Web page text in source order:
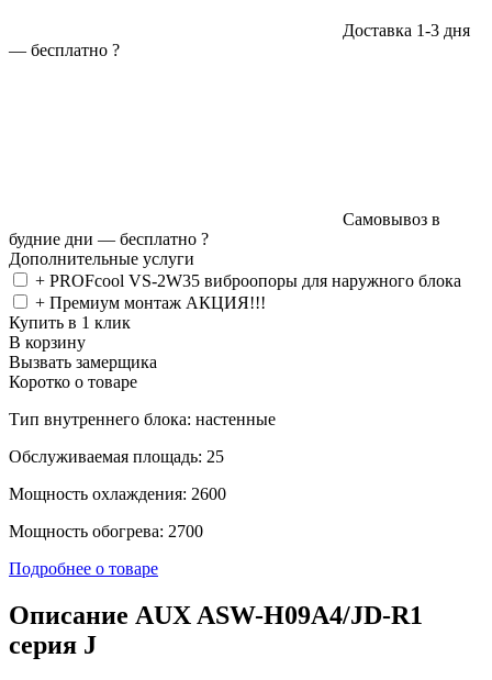
Доставка 1-3 дня
— бесплатно ?
Самовывоз в
будние дни — бесплатно ?
Дополнительные услуги
+ PROFcool VS-2W35 виброопоры для наружного блока
+ Премиум монтаж АКЦИЯ!!!
Купить в 1 клик
В корзину
Вызвать замерщика
Коротко о товаре
Тип внутреннего блока: настенные
Обслуживаемая площадь: 25
Мощность охлаждения: 2600
Мощность обогрева: 2700
Подробнее о товаре
Описание AUX ASW-H09A4/JD-R1
серия J